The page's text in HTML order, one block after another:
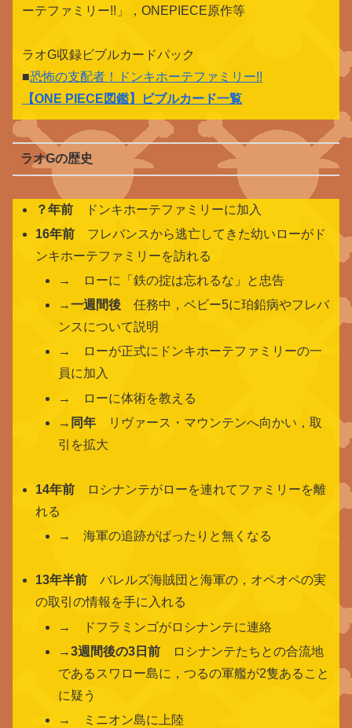
ーテファミリー!!」，ONEPIECE原作等
ラオG収録ビブルカードパック
■恐怖の支配者！ドンキホーテファミリー!!
【ONE PIECE図鑑】ビブルカード一覧
ラオGの歴史
？年前 ドンキホーテファミリーに加入
16年前 フレバンスから逃亡してきた幼いローがド
ンキホーテファミリーを訪れる
→ ローに「鉄の掟は忘れるな」と忠告
→一週間後 任務中，ベビー5に珀鉛病やフレバ
ンスについて説明
→ ローが正式にドンキホーテファミリーの一
員に加入
→ ローに体術を教える
→ 同年 リヴァース・マウンテンへ向かい，取
引を拡大
14年前 ロシナンテがローを連れてファミリーを離
れる
→ 海軍の追跡がぱったりと無くなる
13年半前 バレルズ海賊団と海軍の，オペオペの実
の取引の情報を手に入れる
→ ドフラミンゴがロシナンテに連絡
→3週間後の3日前 ロシナンテたちとの合流地
であるスワロー島に，つるの軍艦が2隻あること
に疑う
→ ミニオン島に上陸